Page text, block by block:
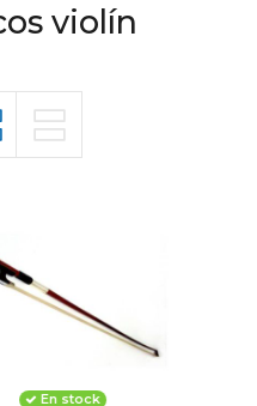
violín
En stock